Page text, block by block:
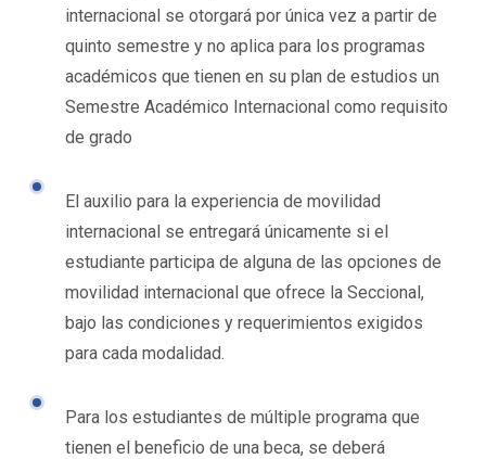
internacional se otorgará por única vez a partir de
quinto semestre y no aplica para los programas
académicos que tienen en su plan de estudios un
Semestre Académico Internacional como requisito
de grado
El auxilio para la experiencia de movilidad
internacional se entregará únicamente si el
estudiante participa de alguna de las opciones de
movilidad internacional que ofrece la Seccional,
bajo las condiciones y requerimientos exigidos
para cada modalidad.
Para los estudiantes de múltiple programa que
tienen el beneficio de una beca, se deberá